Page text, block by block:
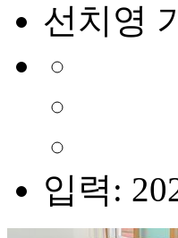
선치영
입력: